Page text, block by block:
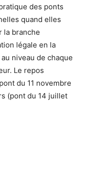
des ponts
quand elles
la branche
légale en la
niveau de chaque
Le repos
du 11 novembre
(pont du 14 juillet